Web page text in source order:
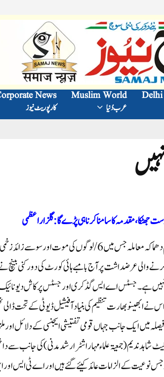
Muslim World
عرب دُنیا
News
کارپوریٹ نیوز
ممبئی، سماج نیوز: مہاراشٹر کے مسلم اکثریتی شہر مالیگاؤں میں سال 2008 میں ہوئے بم دھماکہ معاملہ جس میں 6 / لوگوں کی موت اور سو سے زائد زخمی
عرضداشت پرآج بامبے ہائی کورٹ کی دو رکنی بینچ
نہیں ہے۔جسٹس اے ایس گڈکری اور جسٹس پرکاش دیو
ابھینو بھارت تنظیم کی بنیاد آفیشیل ڈیوٹی کے تحت ڈالی
اقدامات کیئے؟دورکنی بینچ نے 24صفحات پر مشتمل فیصلہ میں ایک جانب جہاں قومی تفتیشی ایجنسی کے دلائل
شاہدندیم (جمعیۃ علماء مہاراشٹر ارشد مدنی)کی جانب سے
جس نوعیت کے الزاما ت عائد کیئے گئے ہیں اور اے ٹی ایس اور